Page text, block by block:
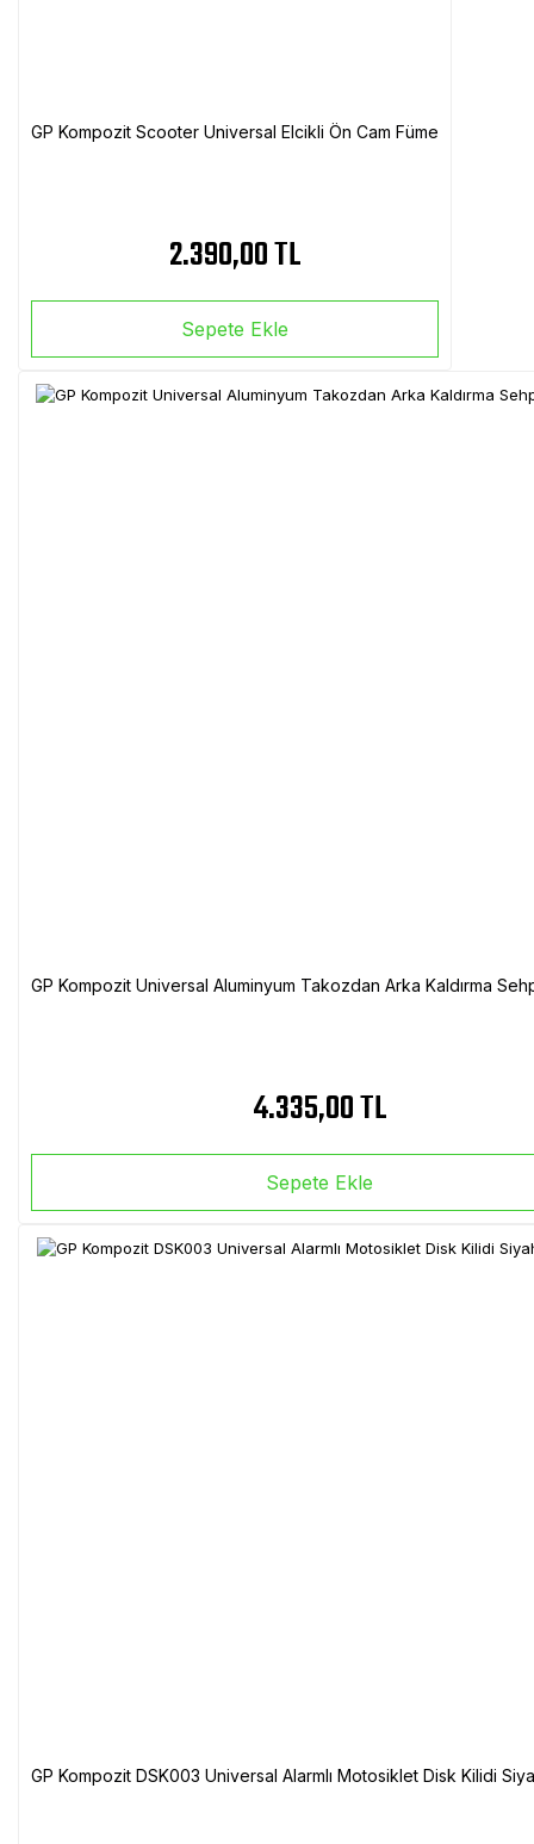
GP Kompozit Scooter Universal Elcikli Ön Cam Füme
2.390,00 TL
Sepete Ekle
GP Kompozit Universal Aluminyum Takozdan Arka Kaldırma
4.335,00 TL
Sepete Ekle
GP Kompozit DSK003 Universal Alarmlı Motosiklet Disk Kilidi